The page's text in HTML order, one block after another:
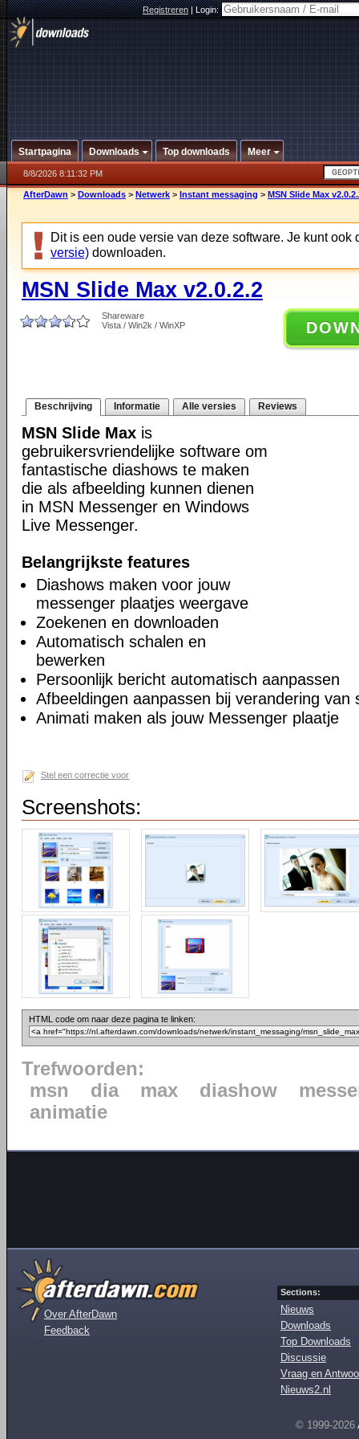
Registreren|Login:
Startpagina Downloads Top downloads Meer
8/8/2026 8:11:32 PM
AfterDawn > Downloads > Netwerk > Instant messaging > MSN Slide Max
Dit is een oude versie van deze software. Je kunt ook
versie) downloaden.
MSN Slide Max v2.0.2.2
Shareware
Vista / Win2k / WinXP
Beschrijving Informatie Alle versies Reviews
MSN Slide Max is
gebruikersvriendelijke software om
fantastische diashows te maken
die als afbeelding kunnen dienen
in MSN Messenger en Windows
Live Messenger.
Belangrijkste features
Diashows maken voor jouw
messenger plaatjes weergave
Zoekenen en downloaden
Automatisch schalen en
bewerken
Persoonlijk bericht automatisch aanpassen
Afbeeldingen aanpassen bij verandering van
Animati maken als jouw Messenger plaatje
Stel een correctie voor
Screenshots:
HTML code om naar deze pagina te linken:
Trefwoorden:
msn
dia max diashow
animatie
Over AfterDawn
Feedback
Sections:
Nieuws
Downloads
Top Downloads
Discussie
Vraag en
Nieuws2.nl
© 1999-2026